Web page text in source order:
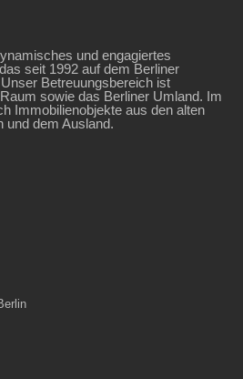
und engagiertes
seit 1992 auf dem Berliner
Betreuungsbereich ist
sowie das Berliner Umland. Im
Immobilienobjekte aus den alten
und dem Ausland.